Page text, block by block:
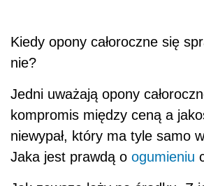
Kiedy opony całoroczne się
nie?
Jedni uważają opony
kompromis między ceną a
niewypał, który ma tyle samo
Jaka jest prawdą o ogumieniu